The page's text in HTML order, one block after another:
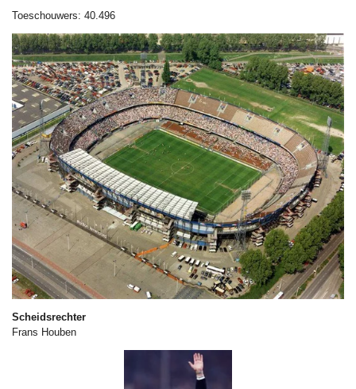
Toeschouwers: 40.496
Scheidsrechter
Frans Houben